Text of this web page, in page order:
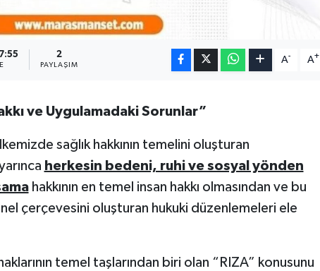
2
PAYLAŞIM
A- A+
ve Uygulamadaki Sorunlar”
sağlık hakkının temelini oluşturan
herkesin bedeni, ruhi ve sosyal yönden
hakkının en temel insan hakkı olmasından ve bu
çerçevesini oluşturan hukuki düzenlemeleri ele
temel taşlarından biri olan “RIZA” konusunu